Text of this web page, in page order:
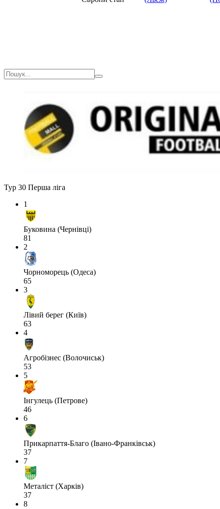
Тур 30 Перша ліга
1
Буковина (Чернівці)
81
2
Чорноморець (Одеса)
65
3
Лівий берег (Київ)
63
4
Агробізнес (Волочиськ)
53
5
Інгулець (Петрове)
46
6
Прикарпаття-Благо (Івано-Франківськ)
37
7
Металіст (Харків)
37
8